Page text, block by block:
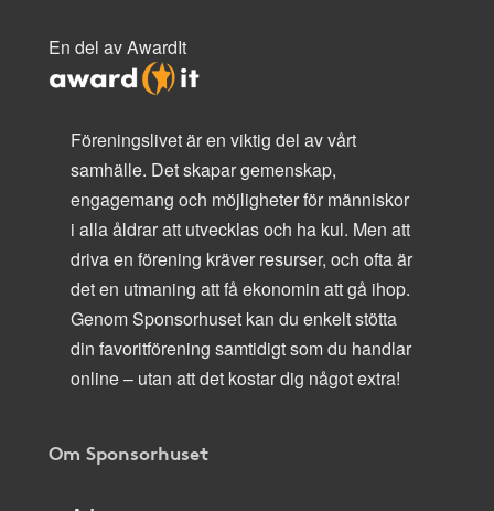
En del av AwardIt
Föreningslivet är en viktig del av vårt
samhälle. Det skapar gemenskap,
engagemang och möjligheter för människor
i alla åldrar att utvecklas och ha kul. Men att
driva en förening kräver resurser, och ofta är
det en utmaning att få ekonomin att gå ihop.
Genom Sponsorhuset kan du enkelt stötta
din favoritförening samtidigt som du handlar
online – utan att det kostar dig något extra!
Om Sponsorhuset